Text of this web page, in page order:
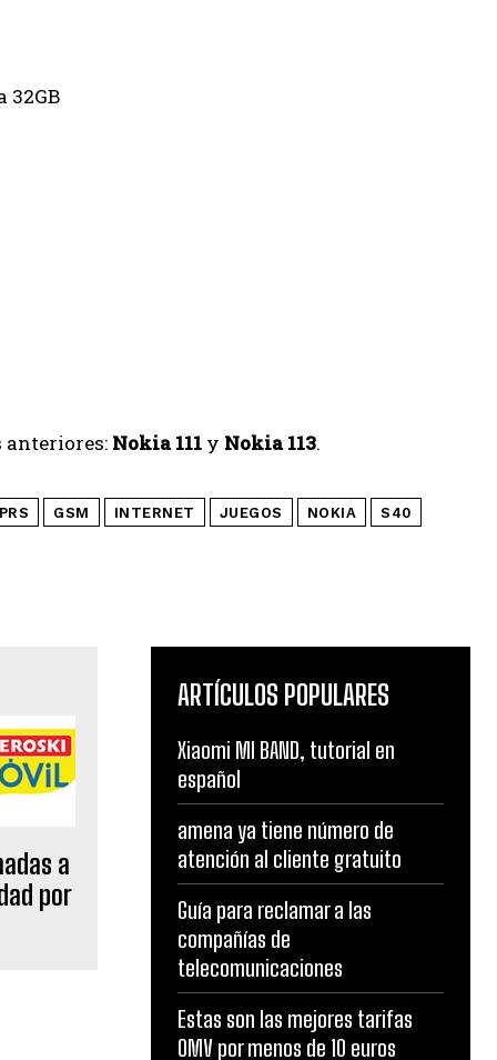
32GB
anteriores: Nokia 111 y Nokia 113.
GSM INTERNET JUEGOS NOKIA
S40
a
por
ARTÍCULOS POPULARES
Xiaomi MI BAND, tutorial en
español
amena ya tiene número de
atención al cliente gratuito
Guía para reclamar a las
compañías de
telecomunicaciones
Estas son las mejores tarifas
OMV por menos de 10 euros